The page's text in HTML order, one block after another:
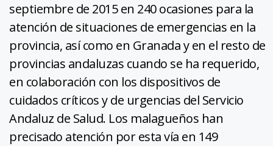
septiembre de 2015 en 240 ocasiones para la
atención de situaciones de emergencias en la
provincia, así como en Granada y en el resto de
provincias andaluzas cuando se ha requerido,
en colaboración con los dispositivos de
cuidados críticos y de urgencias del Servicio
Andaluz de Salud. Los malagueños han
precisado atención por esta vía en 149